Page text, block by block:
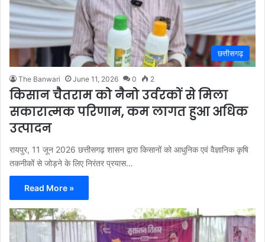
छत्तीसगढ़
The Banwari June 11, 2026 0 2
किसान चैतराम को नैनो उर्वरकों से मिला
सकारात्मक परिणाम, कम लागत हुआ अधिक
उत्पादन
रायपुर, 11 जून 2026 छत्तीसगढ़ शासन द्वारा किसानों को आधुनिक एवं वैज्ञानिक कृषि
तकनीकों से जोड़ने के लिए निरंतर प्रयास…
Read More »